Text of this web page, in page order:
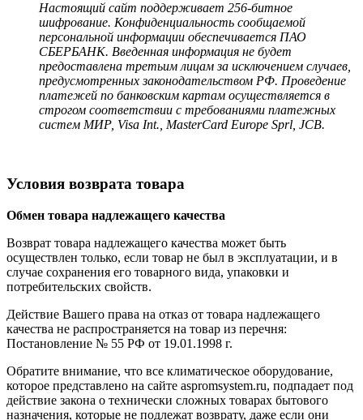
Настоящий сайт поддерживает 256-битное
шифрование. Конфиденциальность сообщаемой
персональной информации обеспечивается ПАО
СБЕРБАНК. Введенная информация не будет
предоставлена третьим лицам за исключением случаев,
предусмотренных законодательством РФ. Проведение
платежей по банковским картам осуществляется в
строгом соответствии с требованиями платежных
систем МИР, Visa Int., MasterCard Europe Sprl, JCB.
Условия возврата товара
Обмен товара надлежащего качества
Возврат товара надлежащего качества может быть
осуществлен только, если товар не был в эксплуатации, и в
случае сохранения его товарного вида, упаковки и
потребительских свойств.
Действие Вашего права на отказ от товара надлежащего
качества не распространяется на товар из перечня:
Постановление № 55 РФ от 19.01.1998 г.
Обратите внимание, что все климатическое оборудование,
которое представлено на сайте aspromsystem.ru, подпадает под
действие закона о технически сложных товарах бытового
назначения, которые не подлежат возврату, даже если они